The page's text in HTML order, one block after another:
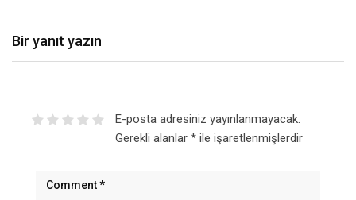
Bir yanıt yazın
E-posta adresiniz yayınlanmayacak.
Gerekli alanlar *ile işaretlenmişlerdir